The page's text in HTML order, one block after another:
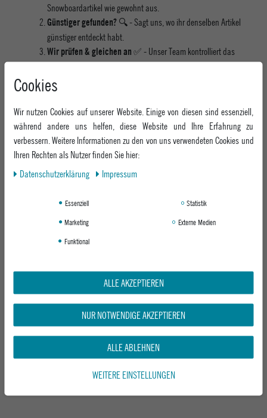
Snowboardartikel wie gewohnt aus.
Günstiger gefunden?🔍 - Sagt uns, wo ihr denselben Artikel
günstiger entdeckt habt.
Wir prüfen & gleichen an✅ - Unser Team kontrolliert das
Angebot und passt den Preis an – garantiert.
Genießen & shredden
Preise – und ihr könnt direkt auf den Berg.
E-MAIL*
PRODUKT (NAME, FARBE, GRÖSSE)*
LINK ZUM GÜNSTIGEREN ANGEBOT*
Ceres::Template.mailFormHoneypotLabel
PREIS PRÜFEN LASSEN
Cookies
Wir nutzen Cookies auf unserer Website. Einige von diesen sind essenziell,
während andere uns helfen, diese Website und Ihre Erfahrung zu
verbessern. Weitere Informationen zu den von uns verwendeten Cookies und
Ihren Rechten als Nutzer finden Sie hier:
Daten­schutz­erklärung
Impressum
Essenziell
Statistik
Marketing
Externe Medien
Funktional
ALLE AKZEPTIEREN
NUR NOTWENDIGE AKZEPTIEREN
ALLE ABLEHNEN
WEITERE EINSTELLUNGEN